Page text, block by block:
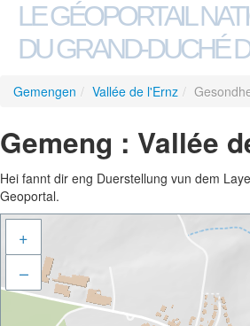
LE GÉOPORTAIL
DU GRAND-DUCHÉ
Gemengen / Vallée de l'Ernz /
Gemeng : Vallée
Hei fannt dir eng Duerstellung vun dem
Geoportal.
+
–